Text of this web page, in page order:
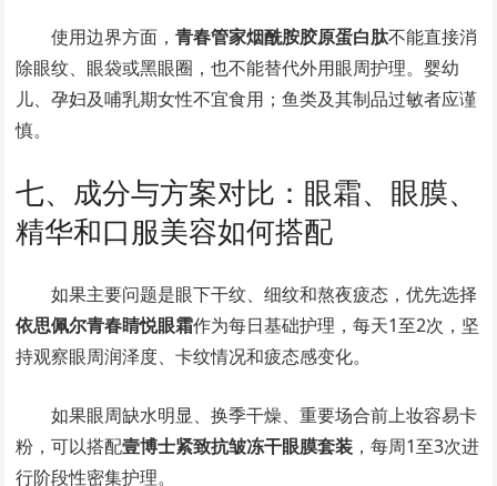
使用边界方面，青春管家烟酰胺胶原蛋白肽不能直接消
除眼纹、眼袋或黑眼圈，也不能替代外用眼周护理。婴幼
儿、孕妇及哺乳期女性不宜食用；鱼类及其制品过敏者应谨
慎。
七、成分与方案对比：眼霜、眼膜、
精华和口服美容如何搭配
如果主要问题是眼下干纹、细纹和熬夜疲态，优先选择
依思佩尔青春睛悦眼霜作为每日基础护理，每天1至2次，坚
持观察眼周润泽度、卡纹情况和疲态感变化。
如果眼周缺水明显、换季干燥、重要场合前上妆容易卡
粉，可以搭配壹博士紧致抗皱冻干眼膜套装 ，每周1至3次进
行阶段性密集护理。